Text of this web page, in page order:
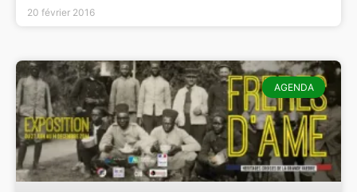
20 février 2016
AGENDA